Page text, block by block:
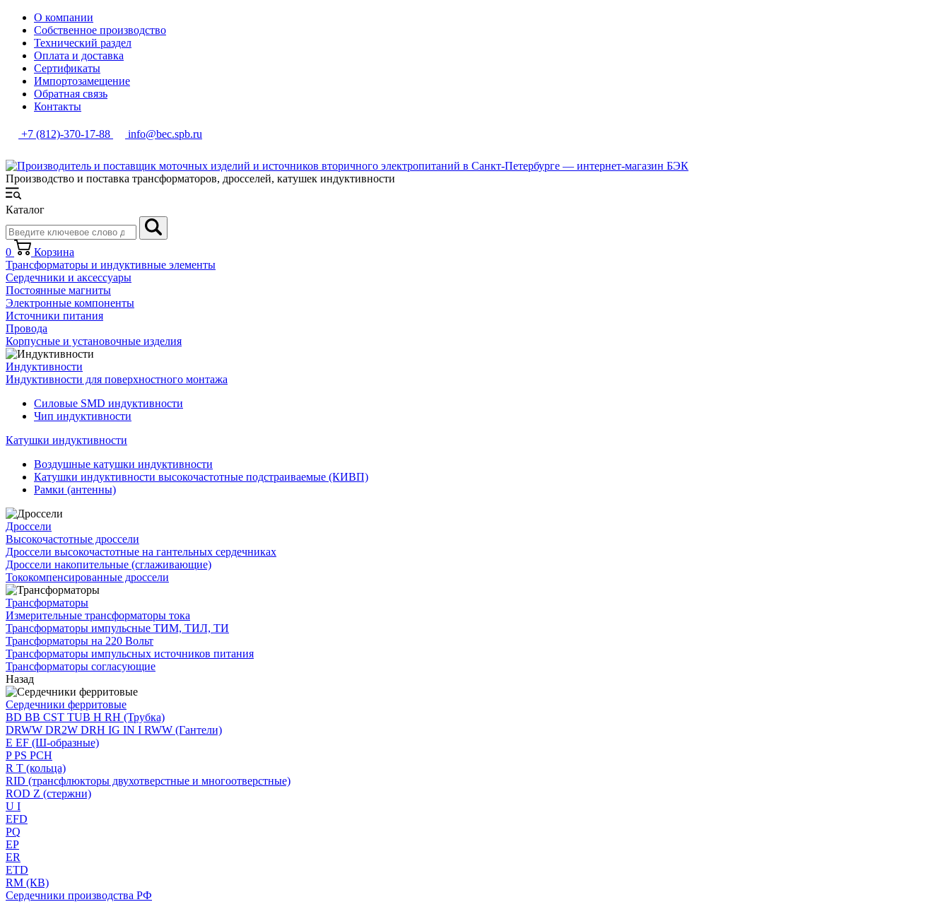
О компании
Собственное производство
Технический раздел
Оплата и доставка
Сертификаты
Импортозамещение
Обратная связь
Контакты
+7 (812)-370-17-88 info@bec.spb.ru
Производство и поставка трансформаторов, дросселей, катушек индуктивности
Каталог
0
Корзина
Трансформаторы и индуктивные элементы
Сердечники и аксессуары
Постоянные магниты
Электронные компоненты
Источники питания
Провода
Корпусные и установочные изделия
Индуктивности
Индуктивности для поверхностного монтажа
Силовые SMD индуктивности
Чип индуктивности
Катушки индуктивности
Воздушные катушки индуктивности
Катушки индуктивности высокочастотные подстраиваемые (КИВП)
Рамки (антенны)
Дроссели
Высокочастотные дроссели
Дроссели высокочастотные на гантельных сердечниках
Дроссели накопительные (сглаживающие)
Тококомпенсированные дроссели
Трансформаторы
Измерительные трансформаторы тока
Трансформаторы импульсные ТИМ, ТИЛ, ТИ
Трансформаторы на 220 Вольт
Трансформаторы импульсных источников питания
Трансформаторы согласующие
Назад
Сердечники ферритовые
BD BB CST TUB H RH (Трубка)
DRWW DR2W DRH IG IN I RWW (Гантели)
E EF (Ш-образные)
P PS PCH
R T (кольца)
RID (трансфлюкторы двухотверстные и многоотверстные)
ROD Z (стержни)
U I
EFD
PQ
EP
ER
ETD
RM (КВ)
Сердечники производства РФ